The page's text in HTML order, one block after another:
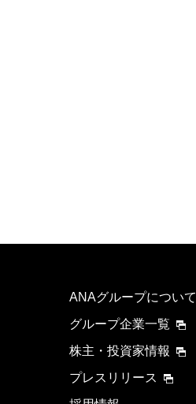
ANAグループについて
グループ企業一覧
株主・投資家情報
プレスリリース